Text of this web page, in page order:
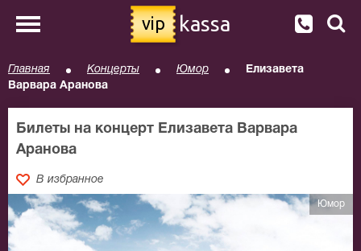
vip kassa
Главная Концерты Юмор
Елизавета
Варвара Аранова
Билеты на концерт Елизавета Варвара
Аранова
В избранное
Юмор